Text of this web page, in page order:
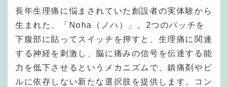
長年生理痛に悩まされていた創設者の実体験から
生まれた、「Noha（ノハ）」。2つのパッチを
下腹部に貼ってスイッチを押すと、生理痛に関連
する神経を刺激し、脳に痛みの信号を伝達する能
力を低下させるというメカニズムで、鎮痛剤やピ
ルに依存しない新たな選択肢を提供します。コン